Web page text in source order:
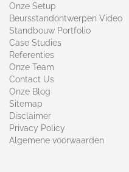
Onze Setup
Beursstandontwerpen Video
Standbouw Portfolio
Case Studies
Referenties
Onze Team
Contact Us
Onze Blog
Sitemap
Disclaimer
Privacy Policy
Algemene voorwaarden